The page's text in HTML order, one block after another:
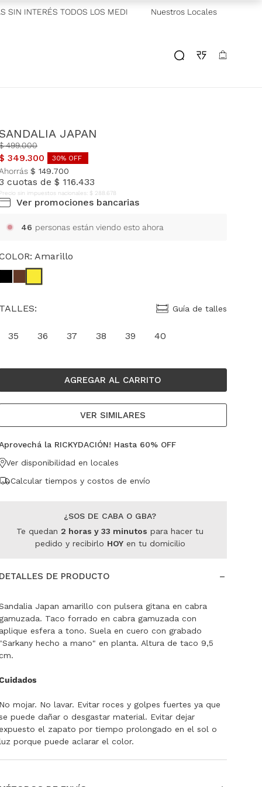
INTERÉS TODOS LOS MEDIOS DE PAGO — ENVÍOS SAME Y
Nuestros Locales
JAPAN
499.000
349.300 30% OFF
$ 149.700
cuotas de $ 116.433
Precio sin impuestos nacionales: $ 288 678
Ver promociones bancarias
46 personas están viendo esto ahora
Amarillo
TALLES: Guía de talles
35 36 37 38 39 40
AGREGAR AL CARRITO
VER SIMILARES
la RICKYDACIÓN! Hasta 60% OFF
Ver disponibilidad en locales
Calcular tiempos y costos de envío
¿SOS DE CABA O GBA?
Te quedan 2 horas y 33 minutos para hacer tu
pedido y recibirlo HOYen tu domicilio
DETALLES DE PRODUCTO
Japan amarillo con pulsera gitana en cabra
gamuzada. Taco forrado en cabra gamuzada con
aplique esfera a tono. Suela en cuero con grabado
"Sarkany hecho a mano" en planta. Altura de taco 9,5
No mojar. No lavar. Evitar roces y golpes fuertes ya que
puede dañar o desgastar material. Evitar dejar
el zapato por tiempo prolongado en el sol o
porque puede aclarar el color.